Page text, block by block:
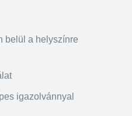
belül a helyszínre
igazolvánnyal